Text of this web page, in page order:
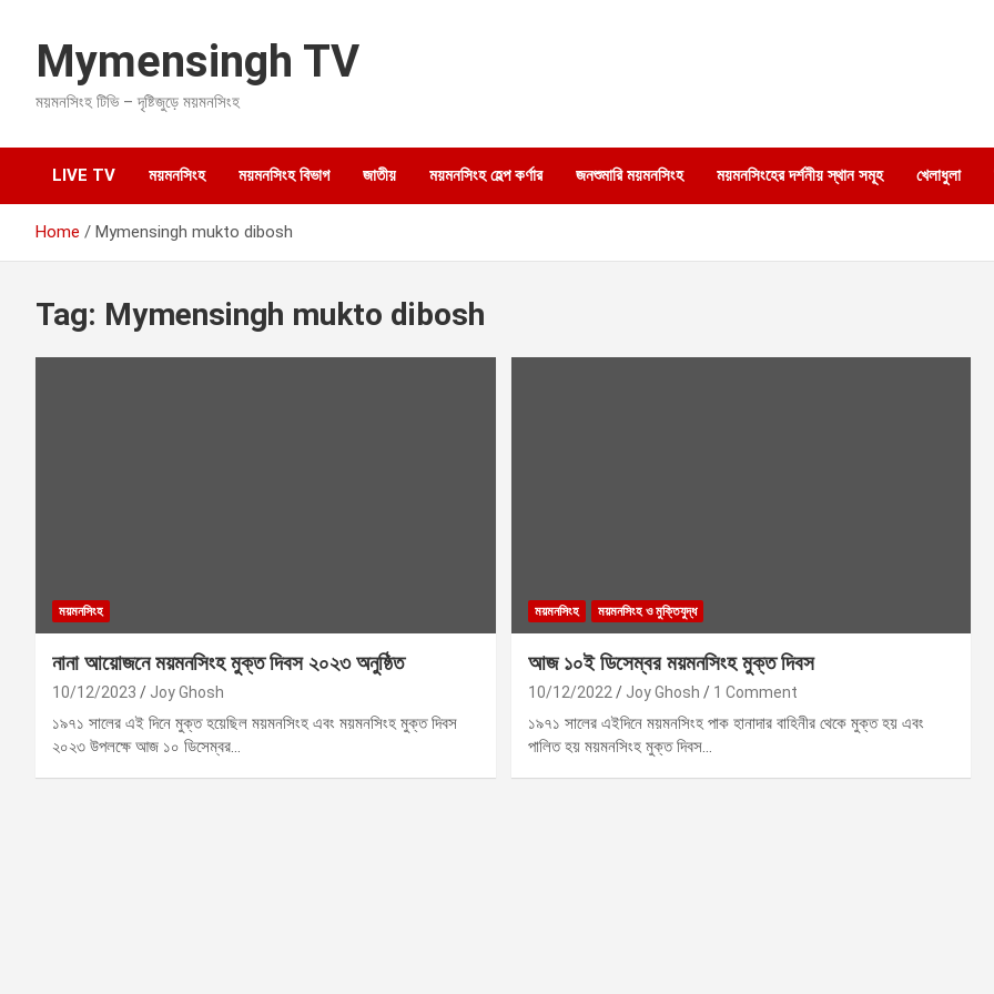
c
n
Mymensingh TV
ময়মনসিংহ টিভি – দৃষ্টিজুড়ে ময়মনসিংহ
LIVE TV ময়মনসিংহ ময়মনসিংহ বিভাগ জাতীয় ময়মনসিংহ হেল্প কর্ণার জনশুমারি ময়মনসিংহ ময়মনসিংহের দর্শনীয় স্থান সমূহ খেলাধুলা
Home Mymensingh mukto dibosh
Tag: Mymensingh mukto dibosh
ময়মনসিংহ
নানা আয়োজনে ময়মনসিংহ মুক্ত দিবস ২০২৩ অনুষ্ঠিত
10/12/2023 Joy Ghosh
১৯৭১ সালের এই দিনে মুক্ত হয়েছিল ময়মনসিংহ এবং ময়মনসিংহ মুক্ত দিবস
২০২৩ উপলক্ষে আজ ১০ ডিসেম্বর…
ময়মনসিংহ ময়মনসিংহ ও মুক্তিযুদ্ধ
আজ ১০ই ডিসেম্বর ময়মনসিংহ মুক্ত দিবস
10/12/2022 Joy Ghosh 1 Comment
১৯৭১ সালের এইদিনে ময়মনসিংহ পাক হানাদার বাহিনীর থেকে মুক্ত হয় এবং
পালিত হয় ময়মনসিংহ মুক্ত দিবস…